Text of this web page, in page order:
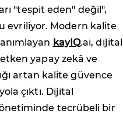
"tespit eden" değil",
evriliyor. Modern kalite
kayIQ.ai, dijital
yapay zekâ ve
artan kalite güvence
çıktı. Dijital
tecrübeli bir